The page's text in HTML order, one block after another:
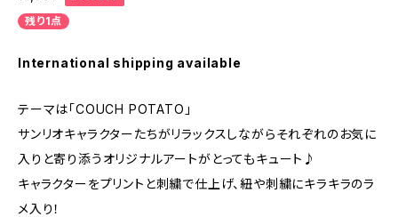
残り1点
International shipping available
テーマは「COUCH POTATO」
サンリオキャラクターたちがリラックスしながらそれぞれのお気に
入りと寄り添うオリジナルアートがとってもキュート♪
キャラクターをプリントと刺繍で仕上げ、紐や刺繍にキラキラのラ
メ入り！